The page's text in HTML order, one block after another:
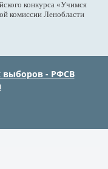
конкурса «Учимся
комиссии Ленобласти
выборов - РФСВ